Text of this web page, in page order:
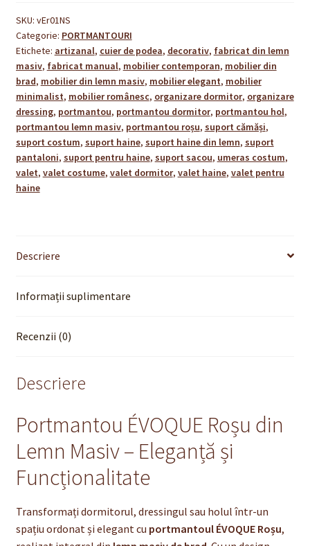
rosu
din
Lemn
Masiv
|
Valet
Haine
ECHOS
SKU: vEr01NS
Categorie: PORTMANTOURI
Etichete: artizanal, cuier de podea, decorativ, fabricat din lemn
masiv, fabricat manual, mobilier contemporan, mobilier din
brad, mobilier din lemn masiv, mobilier elegant, mobilier
minimalist, mobilier românesc, organizare dormitor, organizare
dressing, portmantou, portmantou dormitor, portmantou hol,
portmantou lemn masiv, portmantou roșu, suport cămăși,
suport costum, suport haine, suport haine din lemn, suport
pantaloni, suport pentru haine, suport sacou, umeras costum,
valet, valet costume, valet dormitor, valet haine, valet pentru
haine
Descriere
Informații suplimentare
Recenzii (0)
Descriere
Portmantou ÉVOQUE Roșu din
Lemn Masiv – Eleganță și
Funcționalitate
Transformați dormitorul, dressingul sau holul într-un
spațiu ordonat și elegant cu portmantoul ÉVOQUE Roșu,